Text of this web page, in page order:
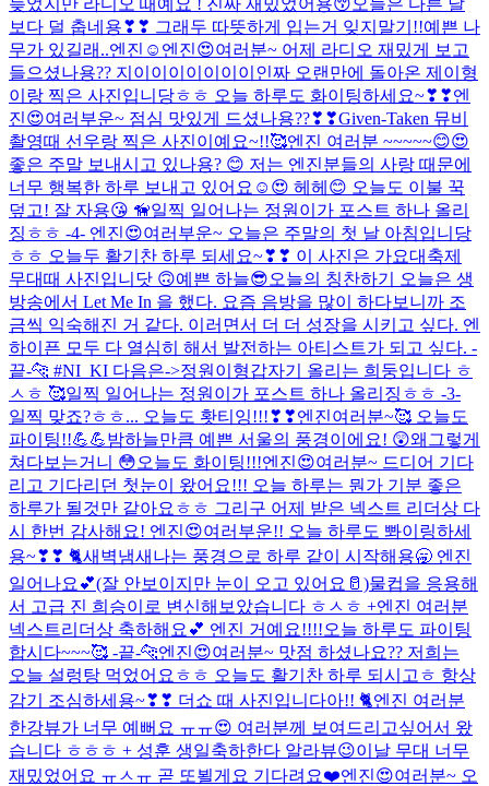
보다 덜 춥네용❣❣ 그래두 따뜻하게 입는거 잊지말기!!예쁜 나
무가 있길래..엔진☺️ 엔진😍여러분~ 어제 라디오 재밌게 보고
들으셨나용?? 지이이이이이이이인짜 오랜만에 돌아온 제이형
이랑 찍은 사진입니당ㅎㅎ 오늘 하루도 화이팅하세요~❣❣엔
진😍여러부운~ 점심 맛있게 드셨나용??❣❣Given-Taken 뮤비
촬영때 선우랑 찍은 사진이예요~!!🥰엔진 여러분 ~~~~~😊😍
좋은 주말 보내시고 있나용? 😊 저는 엔진분들의 사랑 때문에
너무 행복한 하루 보내고 있어요☺️😍 헤헤😊 오늘도 이불 꾹
덮고! 잘 자용😘 🦮일찍 일어나는 정원이가 포스트 하나 올리
징ㅎㅎ -4- 엔진😍여러부운~ 오늘은 주말의 첫 날 아침입니당
ㅎㅎ 오늘두 활기찬 하루 되세요~❣❣ 이 사진은 가요대축제
무대때 사진입니닷 ​🙃예쁜 하늘😎오늘의 칭찬하기 오늘은 생
방송에서 Let Me In 을 했다. 요즘 음방을 많이 하다보니까 조
금씩 익숙해진 거 같다. 이러면서 더 더 성장을 시키고 싶다. 엔
하이픈 모두 다 열심히 해서 발전하는 아티스트가 되고 싶다. -
끝-🐆 #NI_KI 다음은->정원이형갑자기 올리는 희둥입니다 ㅎ
ㅅㅎ 🥰일찍 일어나는 정원이가 포스트 하나 올리징ㅎㅎ -3-
일찍 맞죠?ㅎㅎ... 오늘도 홧티잉!!!❣❣엔진여러분~🥰 오늘도
파이팅!!💪💪밤하늘만큼 예쁜 서울의 풍경이에요! 😲왜그렇게
쳐다보는거니 😳오늘도 화이팅!!!엔진😍여러분~ 드디어 기다
리고 기다리던 첫눈이 왔어요!!! 오늘 하루는 뭔가 기분 좋은
하루가 될것만 같아요ㅎㅎ 그리구 어제 받은 넥스트 리더상 다
시 한번 감사해요! 엔진😍여러부운!! 오늘 하루도 뽜이링하세
용~❣❣ 🐈새벽냄새나는 풍경으로 하루 같이 시작해용🥱 엔진
일어나요💕(잘 안보이지만 눈이 오고 있어요🥛)물컵을 응용해
서 고급 진 희승이로 변신해보았습니다 ㅎㅅㅎ +엔진 여러분
넥스트리더상 축하해요💕 엔진 거예요!!!!오늘 하루도 파이팅
합시다~~~🥰 -끝-🐆엔진😍여러분~ 맛점 하셨나요?? 저희는
오늘 설렁탕 먹었어요ㅎㅎ 오늘도 활기찬 하루 되시고ㅎ 항상
감기 조심하세용~❣❣ 더쇼 때 사진입니다아!! 🐈엔진 여러분
한강뷰가 너무 예뻐요 ㅠㅠ😍 여러분께 보여드리고싶어서 왔
습니다 ㅎㅎㅎ + 성훈 생일축하한다 알라뷰😉이날 무대 너무
재밌었어요 ㅠㅅㅠ 곧 또뵐게요 기다려요❤️엔진😍여러분~ 오